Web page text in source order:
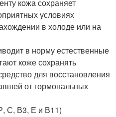
кожа сохраняет
условиях
в холоде или на
в норму естественные
коже сохранять
для восстановления
от гормональных
С, В3, Е и В11)